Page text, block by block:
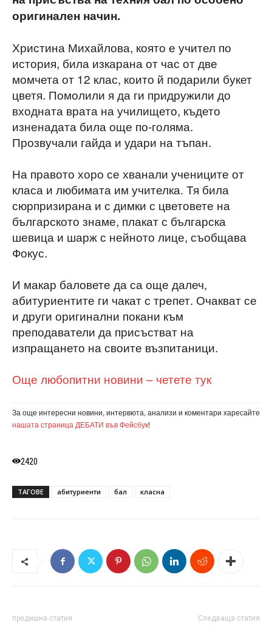
оригинален начин.
Христина Михайлова, която е учител по
история, била изкарана от час от две
момчета от 12 клас, които й подарили букет
цветя. Помолили я да ги придружили до
входната врата на училището, където
изненадата била още по-голяма.
Прозвучали гайда и удари на тъпан.
На правото хоро се хванали учениците от
класа и любимата им учителка. Тя била
сюрпризирана и с димки с цветовете на
българското знаме, плакат с българска
шевица и шарж с нейното лице, съобщава
Фокус.
И макар баловете да са още далеч,
абитуриентите ги чакат с трепет. Очакват се
и други оригинални покани към
преподаватели да присъстват на
изпращането на своите възпитаници.
Още любопитни новини – четете тук
За още интересни новини, интервюта, анализи и коментари харесайте
нашата страница ДЕБАТИ във Фейсбук!
2420
ТАГОВЕ абитуриенти бал класна
предишна статия Следваща статия